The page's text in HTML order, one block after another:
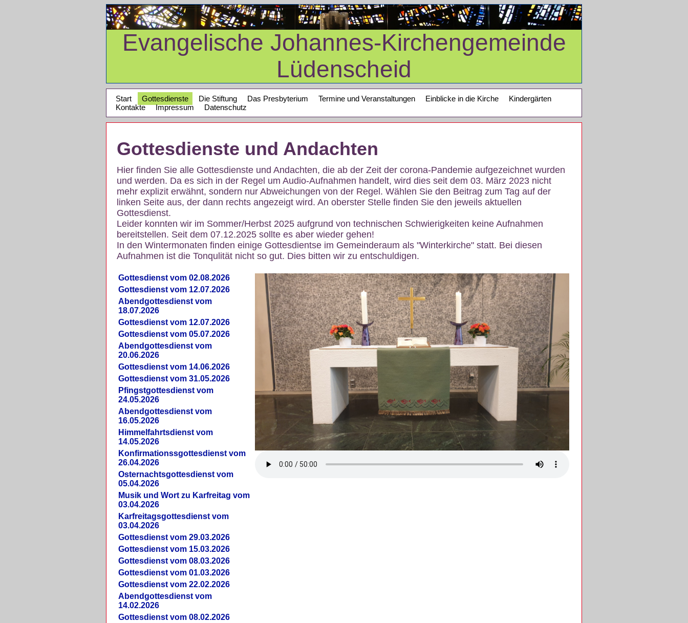
Evangelische Johannes-Kirchengemeinde
Lüdenscheid
Start Gottesdienste Die Stiftung Das Presbyterium Termine und Veranstaltungen Einblicke in die Kirche
Kindergärten
Kontakte
Impressum Datenschutz
Gottesdienste und Andachten
Hier finden Sie alle Gottesdienste und Andachten, die ab der Zeit der corona-Pandemie aufgezeichnet wurden
und werden. Da es sich in der Regel um Audio-Aufnahmen handelt, wird dies seit dem 03. März 2023 nicht
mehr explizit erwähnt, sondern nur Abweichungen von der Regel. Wählen Sie den Beitrag zum Tag auf der
linken Seite aus, der dann rechts angezeigt wird. An oberster Stelle finden Sie den jeweils aktuellen
Gottesdienst.
Leider konnten wir im Sommer/Herbst 2025 aufgrund von technischen Schwierigkeiten keine Aufnahmen
bereitstellen. Seit dem 07.12.2025 sollte es aber wieder gehen!
In den Wintermonaten finden einige Gottesdientse im Gemeinderaum als "Winterkirche" statt. Bei diesen
Aufnahmen ist die Tonqulität nicht so gut. Dies bitten wir zu entschuldigen.
Gottesdienst vom 02.08.2026
Gottesdienst vom 12.07.2026
Abendgottesdienst vom
18.07.2026
Gottesdienst vom 12.07.2026
Gottesdienst vom 05.07.2026
Abendgottesdienst vom
20.06.2026
Gottesdienst vom 14.06.2026
Gottesdienst vom 31.05.2026
Pfingstgottesdienst vom
24.05.2026
Abendgottesdienst vom
16.05.2026
Himmelfahrtsdienst vom
14.05.2026
Konfirmationssgottesdienst vom
26.04.2026
Osternachtsgottesdienst vom
05.04.2026
Musik und Wort zu Karfreitag vom
03.04.2026
Karfreitagsgottesdienst vom
03.04.2026
Gottesdienst vom 29.03.2026
Gottesdienst vom 15.03.2026
Gottesdienst vom 08.03.2026
Gottesdienst vom 01.03.2026
Gottesdienst vom 22.02.2026
Abendgottesdienst vom
14.02.2026
Gottesdienst vom 08.02.2026